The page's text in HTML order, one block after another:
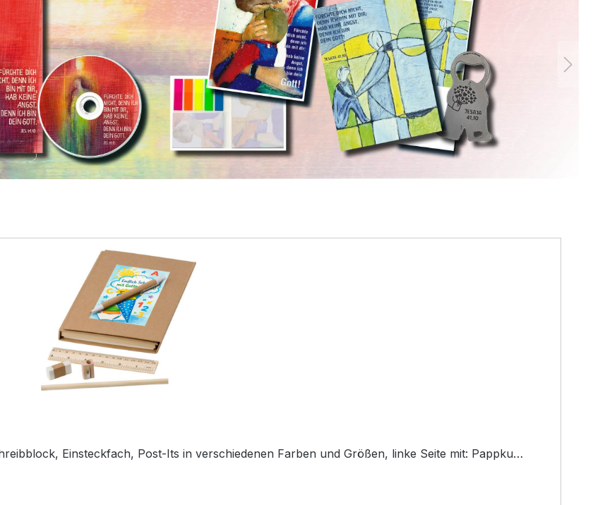
Einsteckfach, Post-Its in verschiedenen Farben und Größen, linke Seite mit: Pappku…